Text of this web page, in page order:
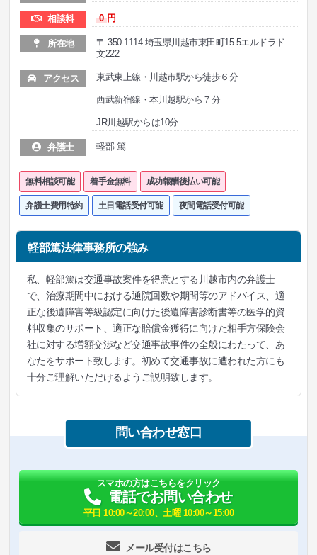
相談料 0 円
所在地
〒 350-1114 埼玉県川越市東田町15-5エルドラド
文222
アクセス 東武東上線・川越市駅から徒歩６分
西武新宿線・本川越駅から７分
JR川越駅からは10分
弁護士 軽部 篤
無料相談可能 着手金無料 成功報酬後払い可能
弁護士費用特約 土日電話受付可能 夜間電話受付可能
軽部篤法律事務所の強み
私、軽部篤は交通事故案件を得意とする川越市内の弁護士
で、治療期間中における通院回数や期間等のアドバイス、適
正な後遺障害等級認定に向けた後遺障害診断書等の医学的資
料収集のサポート、適正な賠償金獲得に向けた相手方保険会
社に対する増額交渉など交通事故事件の全般にわたって、あ
なたをサポート致します。初めて交通事故に遭われた方にも
十分ご理解いただけるようご説明致します。
問い合わせ窓口
メール受付はこちら
スマホの方はこちらをクリック
電話でお問い合わせ
平日 10:00～20:00、土曜 10:00～15:00